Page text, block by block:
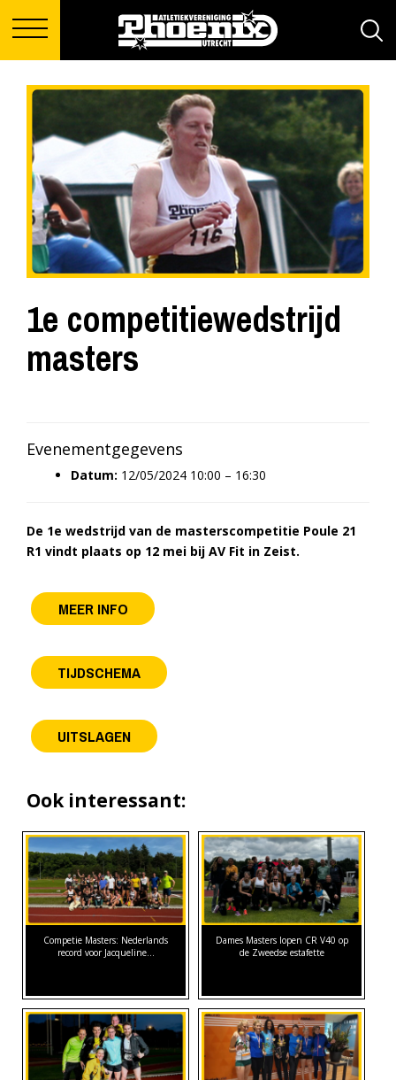
1e competitiewedstrijd
masters
Evenementgegevens
Datum: 12/05/2024 10:00 – 16:30
De 1e wedstrijd van de masterscompetitie Poule 21
R1 vindt plaats op 12 mei bij AV Fit in Zeist.
MEER INFO
TIJDSCHEMA
UITSLAGEN
Ook interessant:
Competie Masters: Nederlands
record voor Jacqueline…
Dames Masters lopen CR V40 op
de Zweedse estafette